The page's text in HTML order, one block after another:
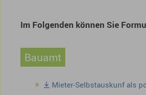
Im Folgenden können Sie
Bauamt
Mieter-Selbstauskunf als